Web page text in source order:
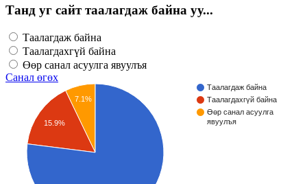
Танд уг сайт таалагдаж байна уу...
Таалагдаж байна
Таалагдахгүй байна
Өөр санал асуулга явуулъя
Санал өгөх
Таалагдаж байна
Таалагдахгүй байна
Өөр санал асуулга
явуулъя
7.1%
15.9%